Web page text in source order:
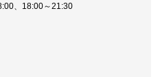
、18:00～21:30